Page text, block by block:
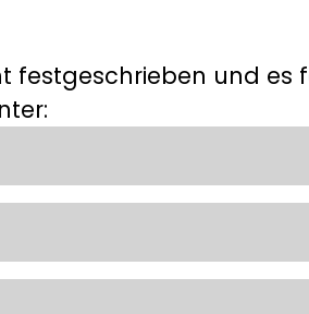
festgeschrieben und es